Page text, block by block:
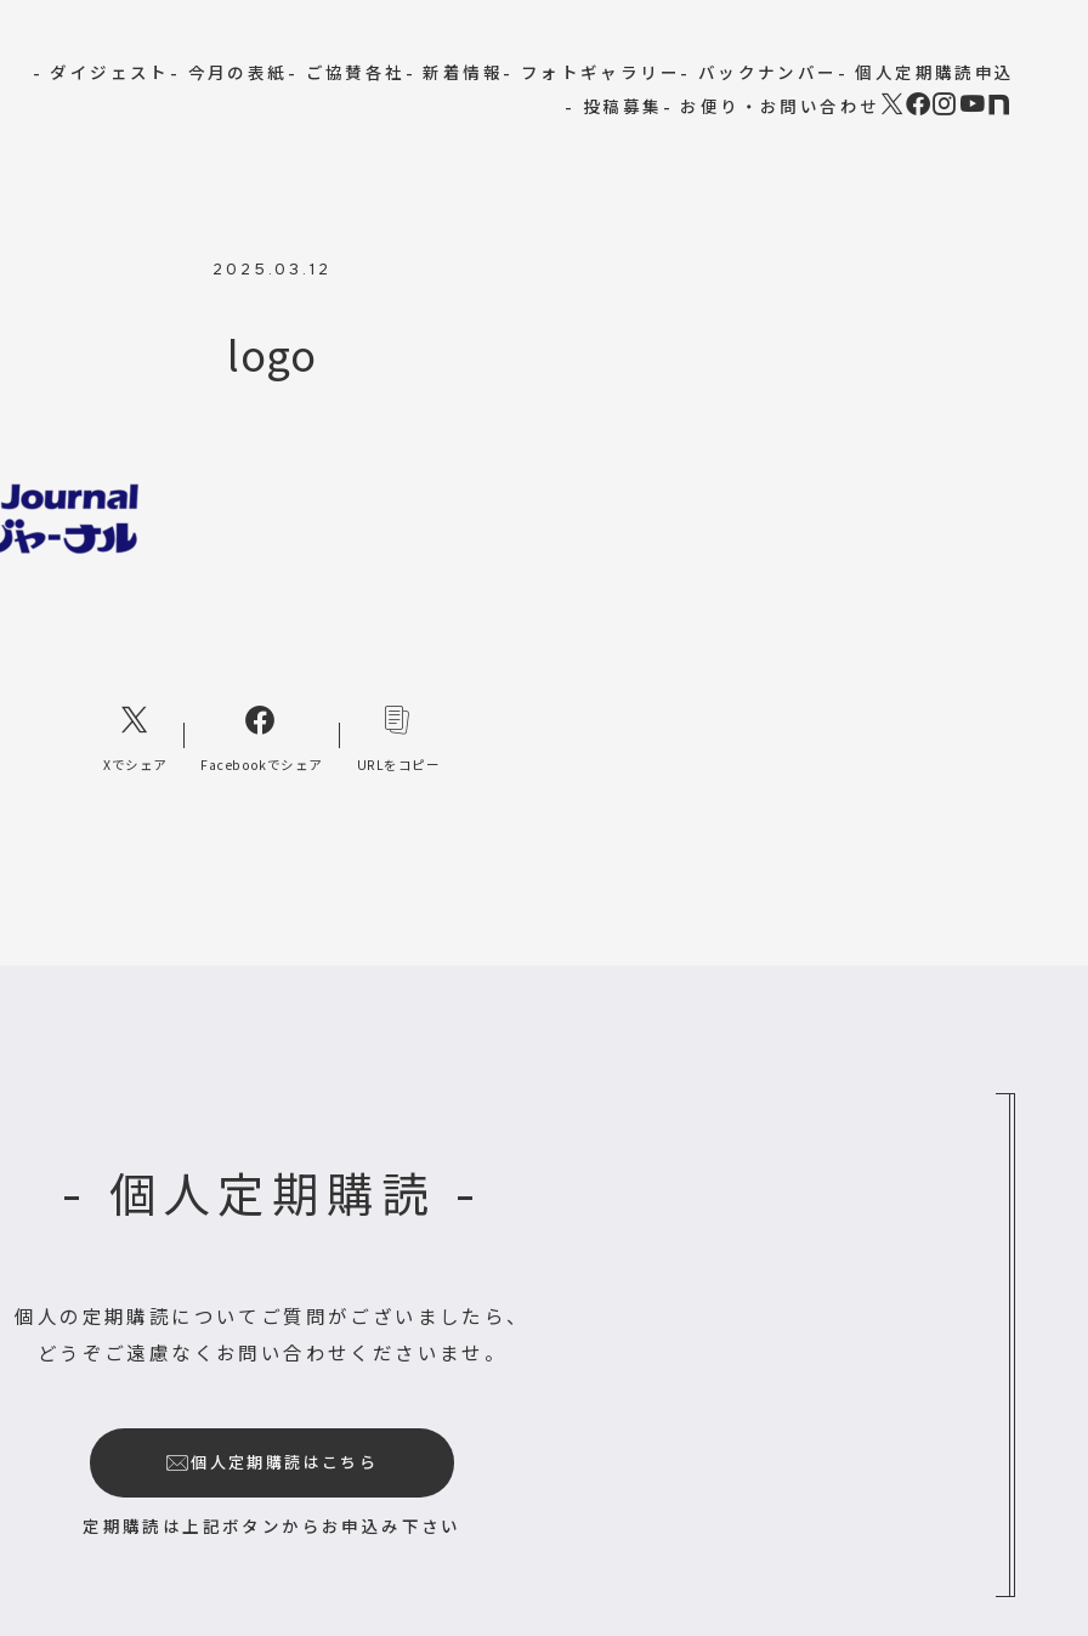
- ダイジェスト - 今月の表紙 - ご協賛各社 - 新着情報 - フォトギャラリー - バックナンバー - 個人定期購読申込
- 投稿募集 - お便り・お問い合わせ
2025.03.12
logo
Xでシェア Facebookでシェア URLをコピー
- 個人定期購読 -
個人の定期購読についてご質問がございましたら、
どうぞご遠慮なくお問い合わせくださいませ。
個人定期購読はこちら
定期購読は上記ボタンからお申込み下さい